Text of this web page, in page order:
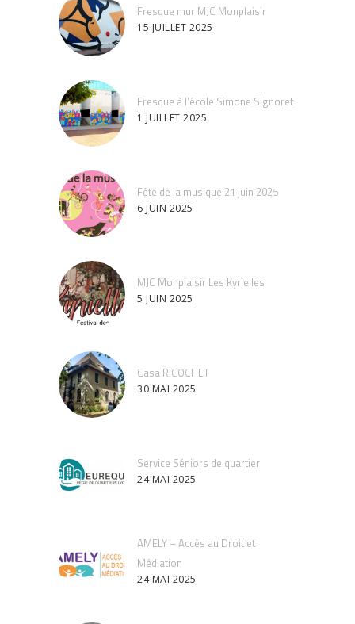
Fresque mur MJC Monplaisir
15 JUILLET 2025
Fresque à l’école Simone Signoret
1 JUILLET 2025
Fête de la musique 21 juin 2025
6 JUIN 2025
MJC Monplaisir Les Kyrielles
5 JUIN 2025
Casa RICOCHET
30 MAI 2025
Service Séniors de quartier
24 MAI 2025
AMELY – Accès au Droit et
Médiation
24 MAI 2025